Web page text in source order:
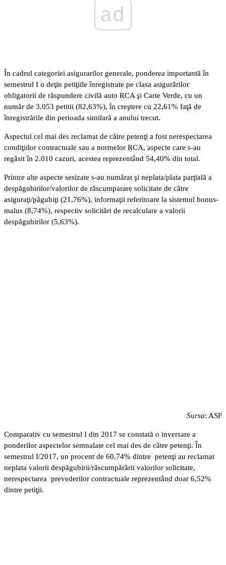
ad
În cadrul categoriei asigurarilor generale, ponderea importantă în
semestrul I o deţin petiţiile înregistrate pe clasa asigurărilor
obligatorii de răspundere civilă auto RCA şi Carte Verde, cu un
număr de 3.053 petitii (82,63%), în creştere cu 22,61% faţă de
înregistrările din perioada similară a anului trecut.
Aspectul cel mai des reclamat de către petenţi a fost nerespectarea
condiţiilor contractuale sau a normelor RCA, aspecte care s-au
regăsit în 2.010 cazuri, acestea reprezentând 54,40% din total.
Printre alte aspecte sesizate s-au numărat şi neplata/plata parţială a
despăgubirilor/valorilor de răscumparare solicitate de către
asiguraţi/păgubiţi (21,76%), informaţii referitoare la sistemul bonus-
malus (8,74%), respectiv solicitări de recalculare a valorii
despăgubirilor (5,63%).
Sursa: ASF
Comparativ cu semestrul I din 2017 se constată o inversare a
ponderilor aspectelor semnalate cel mai des de către petenţi. În
semestrul I/2017, un procent de 60,74% dintre petenţi au reclamat
neplata valorii despăgubirii/răscumpărării valorilor solicitate,
nerespectarea prevederilor contractuale reprezentând doar 6,52%
dintre petiţii.